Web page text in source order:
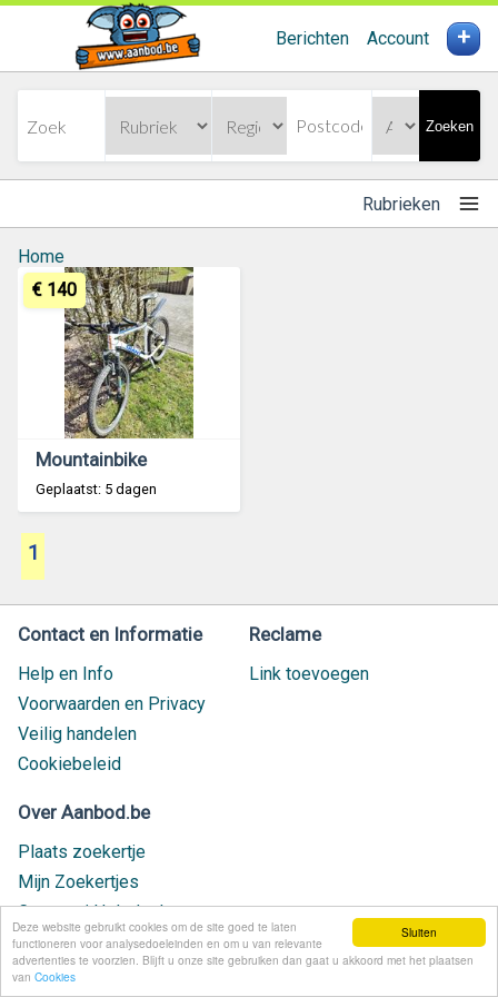
Sluiten
Deze website gebruikt cookies om de site goed te laten
functioneren voor analysedoeleinden en om u van relevante
advertenties te voorzien. Blijft u onze site gebruiken dan gaat u akkoord met het plaatsen
van Cookies
Berichten Account +
Zoeken
Rubrieken
Home
Mountainbike
Geplaatst: 5 dagen
€ 140
1
Contact en Informatie
Help en Info
Voorwaarden en Privacy
Veilig handelen
Cookiebeleid
Reclame
Link toevoegen
Over Aanbod.be
Plaats zoekertje
Mijn Zoekertjes
Contact / Helpdesk
Nieuw geplaatst